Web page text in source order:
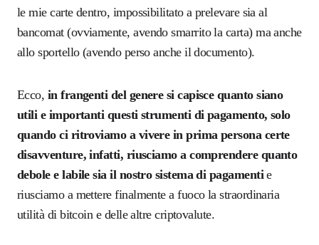
le mie carte dentro, impossibilitato a prelevare sia al
bancomat (ovviamente, avendo smarrito la carta) ma anche
allo sportello (avendo perso anche il documento).
Ecco, in frangenti del genere si capisce quanto siano
utili e importanti questi strumenti di pagamento, solo
quando ci ritroviamo a vivere in prima persona certe
disavventure, infatti, riusciamo a comprendere quanto
debole e labile sia il nostro sistema di pagamentie
riusciamo a mettere finalmente a fuoco la straordinaria
utilità di bitcoin e delle altre criptovalute.